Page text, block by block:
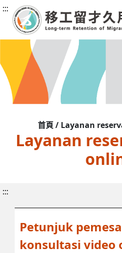
:::
首頁 / Layanan
Layanan
:::
Petunjuk
konsultasi video